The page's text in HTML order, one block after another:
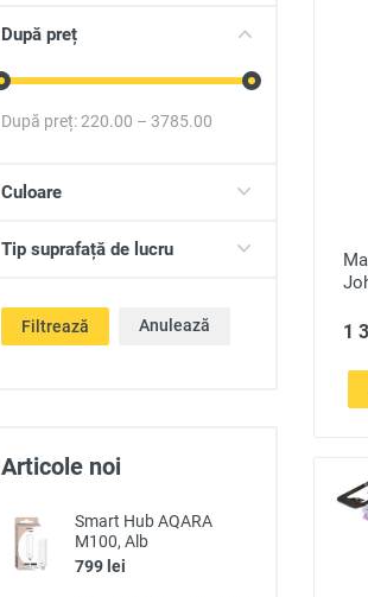
Totul pentru casa
După preț
După preț:220.00 – 3785.00
Culoare
Tip suprafață de lucru
Filtrează Anulează
Articole noi
Smart Hub AQARA
M100, Alb
799 lei
1